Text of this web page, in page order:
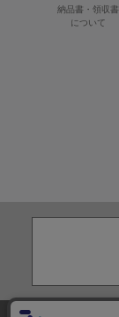
納品書・領収書
について